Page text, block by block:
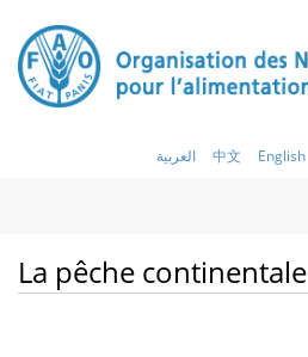
العربية 中文 English
La pêche continentale